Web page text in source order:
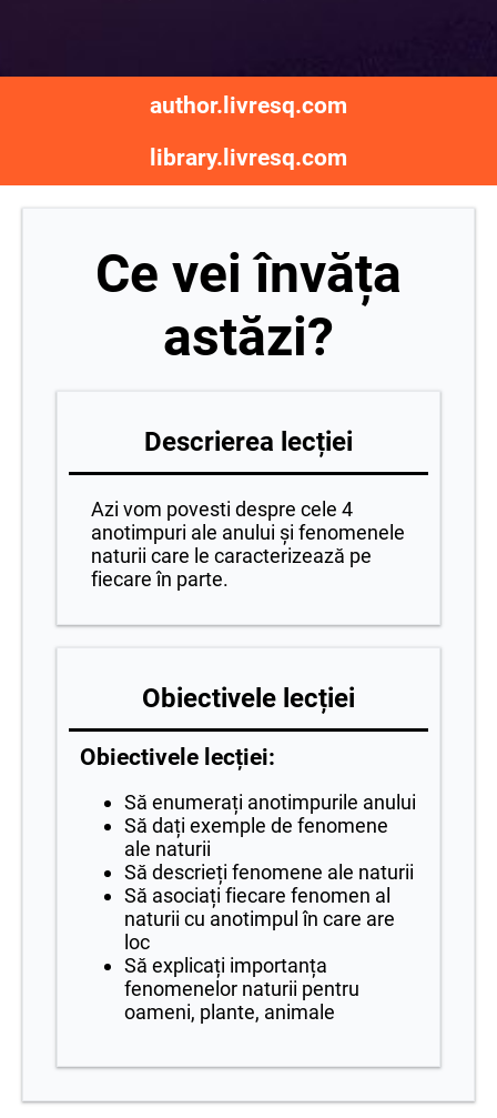
author.livresq.com
library.livresq.com
Ce vei învăța
astăzi?
Descrierea lecției
Azi vom povesti despre cele 4
anotimpuri ale anului și fenomenele
naturii care le caracterizează pe
fiecare în parte.
Obiectivele lecției
Obiectivele lecției:
Să enumerați anotimpurile anului
Să dați exemple de fenomene
ale naturii
Să descrieți fenomene ale naturii
Să asociați fiecare fenomen al
naturii cu anotimpul în care are
loc
Să explicați importanța
fenomenelor naturii pentru
oameni, plante, animale